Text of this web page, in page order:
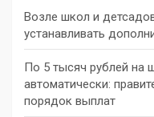
Возле школ и
устанавливать
По 5 тысяч рублей на
автоматически:
порядок выплат